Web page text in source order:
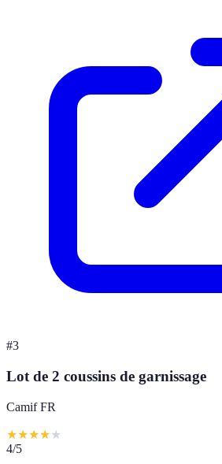
#3
Lot de 2 coussins de garnissage
Camif FR
★★★★★
4/5